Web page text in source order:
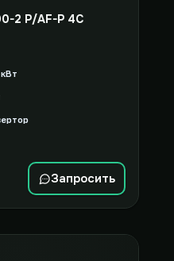
2 P/AF-P 4C
Запросить